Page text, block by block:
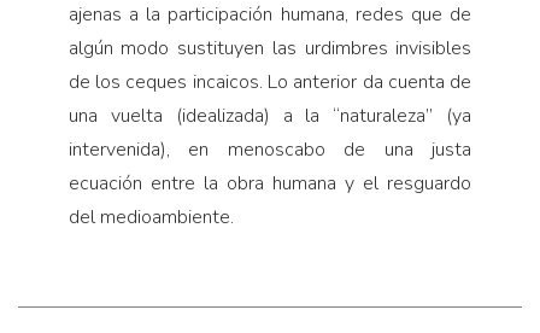
ajenas a la participación humana, redes que de
algún modo sustituyen las urdimbres invisibles
de los ceques incaicos. Lo anterior da cuenta de
una vuelta (idealizada) a la “naturaleza” (ya
intervenida), en menoscabo de una justa
ecuación entre la obra humana y el resguardo
del medioambiente.